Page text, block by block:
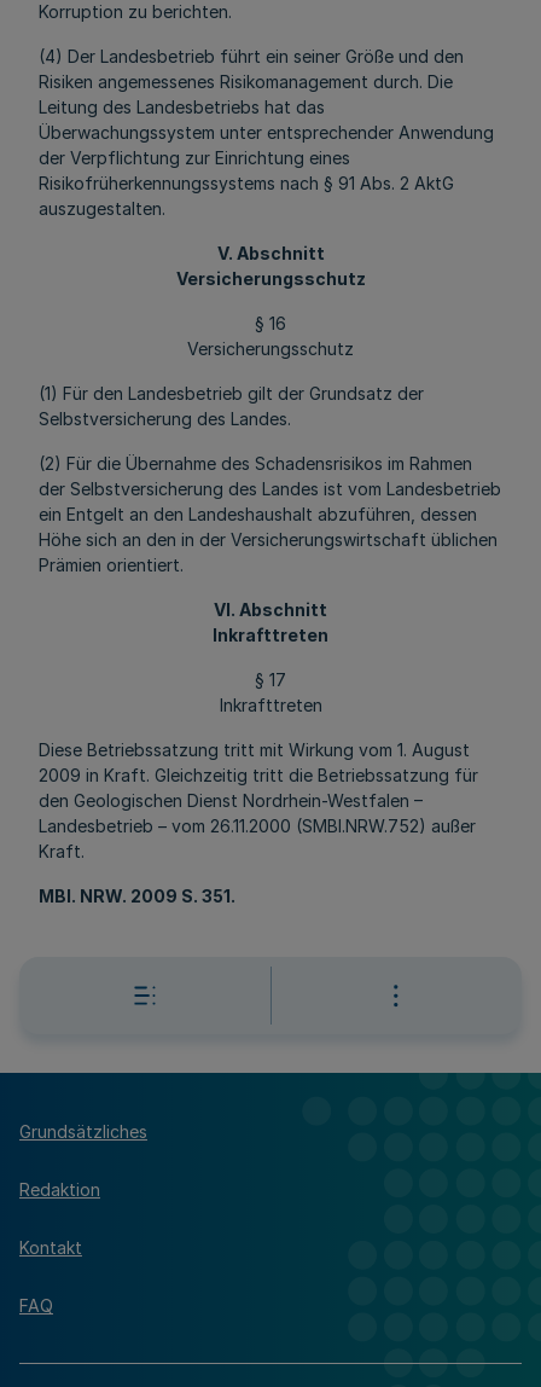
Korruption zu berichten.
(4) Der Landesbetrieb führt ein seiner Größe und den
Risiken angemessenes Risikomanagement durch. Die
Leitung des Landesbetriebs hat das
Überwachungssystem unter entsprechender Anwendung
der Verpflichtung zur Einrichtung eines
Risikofrüherkennungssystems nach § 91 Abs. 2 AktG
auszugestalten.
V. Abschnitt
Versicherungsschutz
§ 16
Versicherungsschutz
(1) Für den Landesbetrieb gilt der Grundsatz der
Selbstversicherung des Landes.
(2) Für die Übernahme des Schadensrisikos im Rahmen
der Selbstversicherung des Landes ist vom Landesbetrieb
ein Entgelt an den Landeshaushalt abzuführen, dessen
Höhe sich an den in der Versicherungswirtschaft üblichen
Prämien orientiert.
VI. Abschnitt
Inkrafttreten
§ 17
Inkrafttreten
Diese Betriebssatzung tritt mit Wirkung vom 1. August
2009 in Kraft. Gleichzeitig tritt die Betriebssatzung für
den Geologischen Dienst Nordrhein-Westfalen –
Landesbetrieb – vom 26.11.2000 (SMBl.NRW.752) außer
Kraft.
MBl. NRW. 2009 S. 351.
Grundsätzliches
Redaktion
Kontakt
FAQ